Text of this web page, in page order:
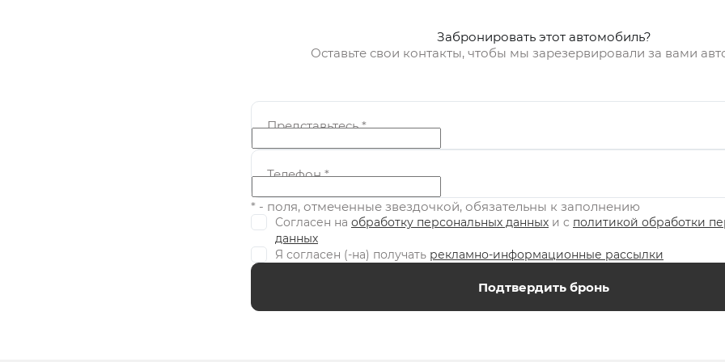
Забронировать этот автомобиль?
Оставьте свои контакты, чтобы мы зарезервировали за вами
Представьтесь*
Телефон*
* - поля, отмеченные звездочкой, обязательны к заполнению
Согласен на обработку персональных данных и c политикой обработки
данных
Я согласен (-на) получать рекламно-информационные рассылки
Подтвердить бронь